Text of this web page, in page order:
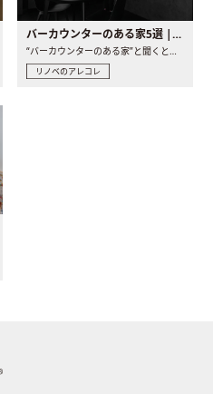
バーカウンターのある家5選 | 日常に馴染む“距離の近い”キッチンとは
“バーカウンターのある家”と聞くと、少し特別な、大人のための..
リノベのアレコレ